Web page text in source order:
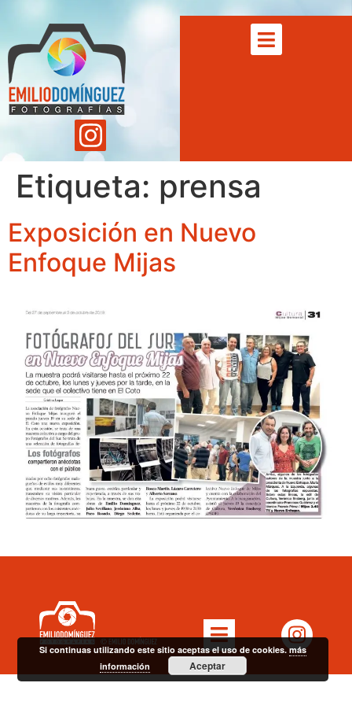
Etiqueta: prensa
Exposición en Nuevo
Enfoque Mijas
Si continuas utilizando este sitio aceptas el uso de cookies.más
información
Aceptar